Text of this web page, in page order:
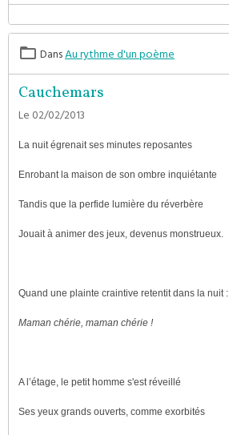
DansAu rythme d'un poème
Cauchemars
Le 02/02/2013
La nuit égrenait ses minutes reposantes
Enrobant la maison de son ombre inquiétante
Tandis que la perfide lumière du réverbère
Jouait à animer des jeux, devenus monstrueux.
Quand une plainte craintive retentit dans la nuit :
Maman chérie, maman chérie !
A l’étage, le petit homme s'est réveillé
Ses yeux grands ouverts, comme exorbités